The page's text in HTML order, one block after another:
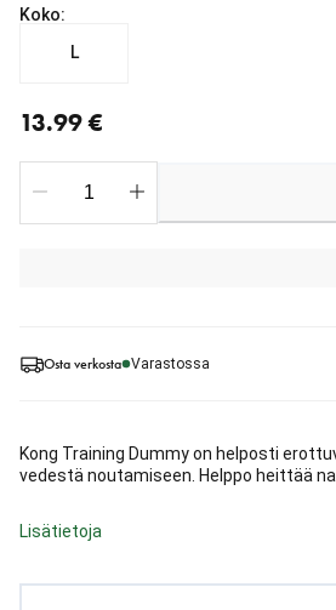
Osta verkosta Varastossa
Kong Training Dummy on helposti
vedestä noutamiseen. Helppo heittää
Lisätietoja
Koko:
L
13.99 €